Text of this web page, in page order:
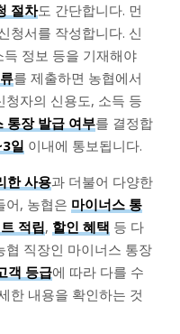
절차도 간단합니다. 먼
청서를 작성합니다. 신
정보 등을 기재해야
를 제출하면 농협에서
청자의 신용도, 소득 등
통장 발급 여부를 결정합
일 이내에 통보됩니다.
한 사용과 더불어 다양한
어, 농협은 마이너스 통
적립, 할인 혜택 등 다
협 직장인 마이너스 통장
객 등급에 따라 다를 수
한 내용을 확인하는 것